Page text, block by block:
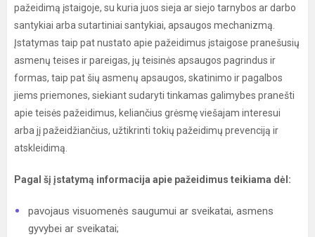
pažeidimą įstaigoje, su kuria juos sieja ar siejo tarnybos ar darbo
santykiai arba sutartiniai santykiai, apsaugos mechanizmą.
Įstatymas taip pat nustato apie pažeidimus įstaigose pranešusių
asmenų teises ir pareigas, jų teisinės apsaugos pagrindus ir
formas, taip pat šių asmenų apsaugos, skatinimo ir pagalbos
jiems priemones, siekiant sudaryti tinkamas galimybes pranešti
apie teisės pažeidimus, keliančius grėsmę viešajam interesui
arba jį pažeidžiančius, užtikrinti tokių pažeidimų prevenciją ir
atskleidimą.
Pagal šį įstatymą informacija apie pažeidimus teikiama dėl:
pavojaus visuomenės saugumui ar sveikatai, asmens
gyvybei ar sveikatai;